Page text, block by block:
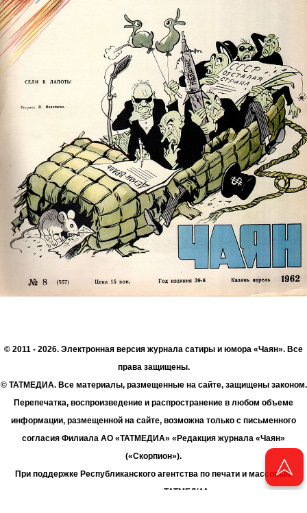
© 2011 - 2026. Электронная версия журнала сатиры и юмора «Чаян». Все
права защищены.
© ТАТМЕДИА. Все материалы, размещенные на сайте, защищены законом.
Перепечатка, воспроизведение и распространение в любом объеме
информации, размещенной на сайте, возможна только с письменного
согласия Филиала АО «ТАТМЕДИА» «Редакция журнала «Чаян»
(«Скорпион»).
При поддержке Республиканского агентства по печати и массовым
коммуникациям «ТАТМЕДИА».